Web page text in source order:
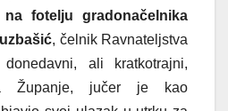
fotelju gradonačelnika
, čelnik Ravnateljstva
ali kratkotrajni,
a Županje, jučer je kao